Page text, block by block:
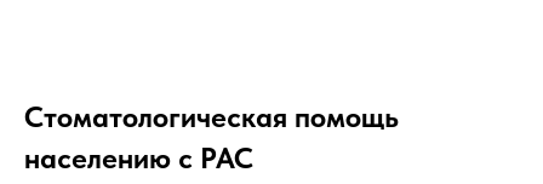
Стоматологическая помощь
населению с РАС